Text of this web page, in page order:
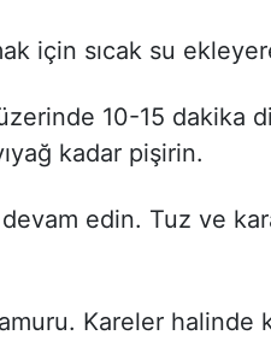
için sıcak su
10-15 dakika
kadar pişirin.
edin. Tuz ve
Kareler